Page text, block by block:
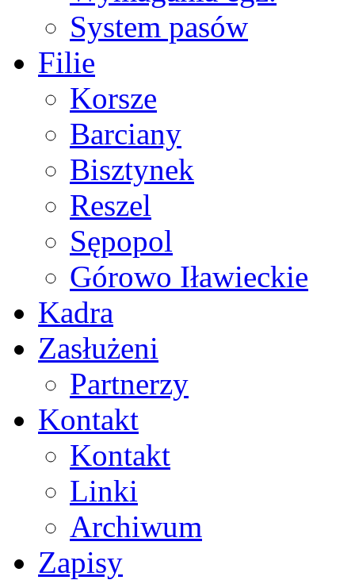
System pasów
Filie
Korsze
Barciany
Bisztynek
Reszel
Sępopol
Górowo Iławieckie
Kadra
Zasłużeni
Partnerzy
Kontakt
Kontakt
Linki
Archiwum
Zapisy